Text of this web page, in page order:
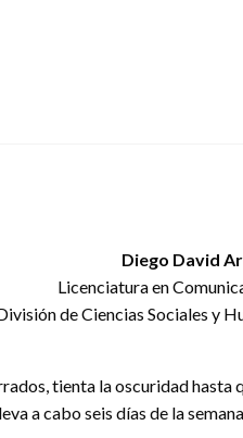
Diego David
Licenciatura en
de Ciencias Sociales y
tienta la oscuridad hasta
a cabo seis días de la